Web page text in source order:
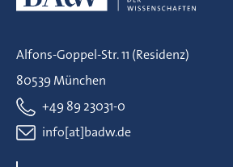
Alfons-Goppel-Str. 11 (Residenz)
80539 München
+49 89 23031-0
info[at]badw.de